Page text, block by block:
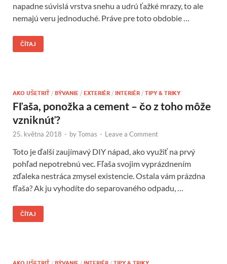
napadne súvislá vrstva snehu a udrú ťažké mrazy, to ale
nemajú veru jednoduché. Práve pre toto obdobie …
ČÍTAJ
AKO UŠETRIŤ / BÝVANIE / EXTERIÉR / INTERIÉR / TIPY & TRIKY
Fľaša, ponožka a cement – čo z toho môže
vzniknúť?
25. května 2018 - byTomas - Leave a Comment
Toto je ďalší zaujímavý DIY nápad, ako využiť na prvý
pohľad nepotrebnú vec. Fľaša svojim vyprázdnením
zďaleka nestráca zmysel existencie. Ostala vám prázdna
fľaša? Ak ju vyhodíte do separovaného odpadu, …
ČÍTAJ
/ / /